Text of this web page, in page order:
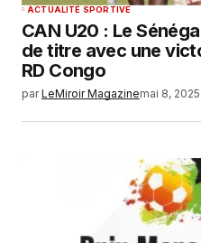
ACTUALITÉ SPORTIVE
CAN U20 : Le
de titre avec une
RD Congo
par LeMiroir Magazinemai 8, 2025